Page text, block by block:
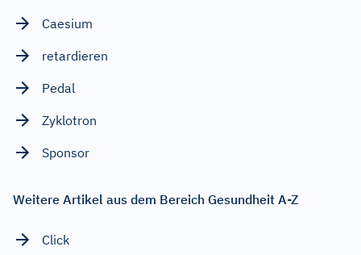
Caesium
retardieren
Pedal
Zyklotron
Sponsor
Weitere Artikel aus dem Bereich Gesundheit A-Z
Click